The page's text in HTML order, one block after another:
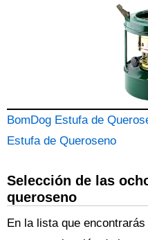
BomDog Estufa de
Estufa de Queroseno
Selección de las
queroseno
En la lista que